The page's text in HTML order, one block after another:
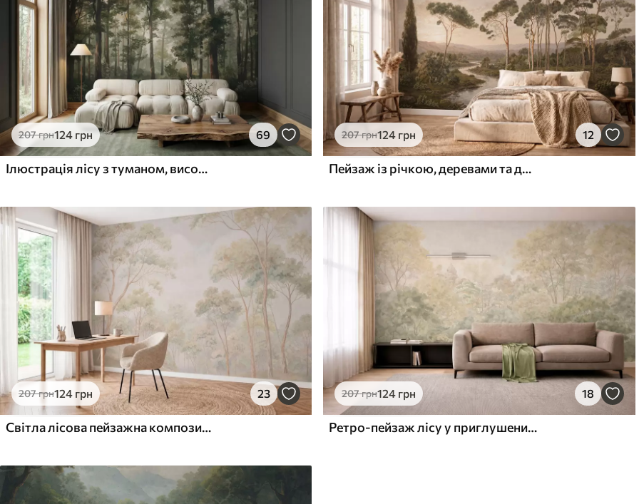
207грн124 грн 69
Ілюстрація лісу з туманом, високими деревами та стежкою
207грн124 грн 12
Пейзаж із річкою, деревами та далекими пагорбами
207грн124 грн 23
Світла лісова пейзажна композиція з високими деревами
207грн124 грн 18
Ретро-пейзаж лісу у приглушених зелених тонах